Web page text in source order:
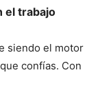
el trabajo
siendo el motor
confías. Con